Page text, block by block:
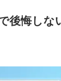
後悔し